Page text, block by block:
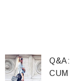
Q&A:
CUM